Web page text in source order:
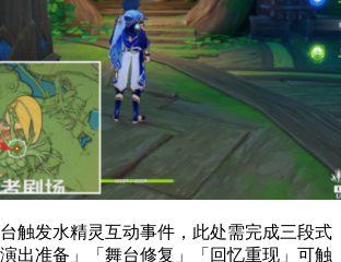
触发水精灵互动事件，此处需完成三段式
出准备」「舞台修复」「回忆重现」可触